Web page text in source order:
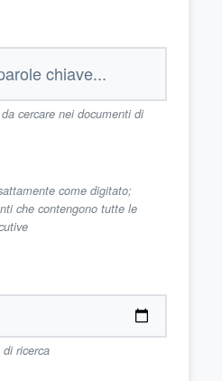
cercare nei documenti di
come digitato;
che contengono tutte le
ricerca